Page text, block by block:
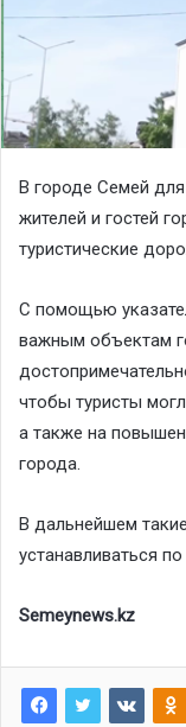
В городе Семей
жителей и гостей
туристические
С помощью
важным объектам
чтобы туристы
а также на
города.
В дальнейшем
устанавливаться
Semeynews.kz